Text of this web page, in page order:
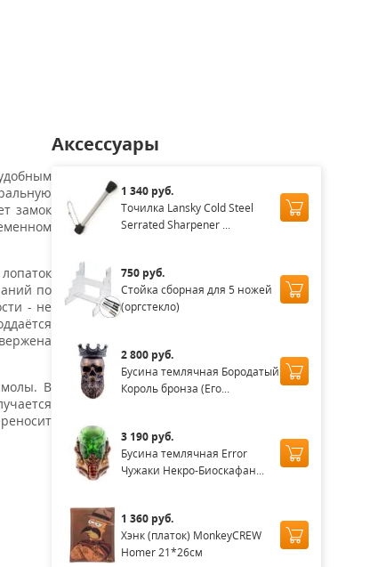
замок
по
- не
В
Аксессуары
1 340 руб.
Точилка Lansky Cold Steel
Serrated Sharpener ...
750 руб.
Стойка сборная для 5 ножей
(оргстекло)
2 800 руб.
Бусина темлячная Бородатый
Король бронза (Его...
3 190 руб.
Бусина темлячная Error
Чужаки Некро-Биоскафан...
1 360 руб.
Хэнк (платок) MonkeyCREW
Homer 21*26см